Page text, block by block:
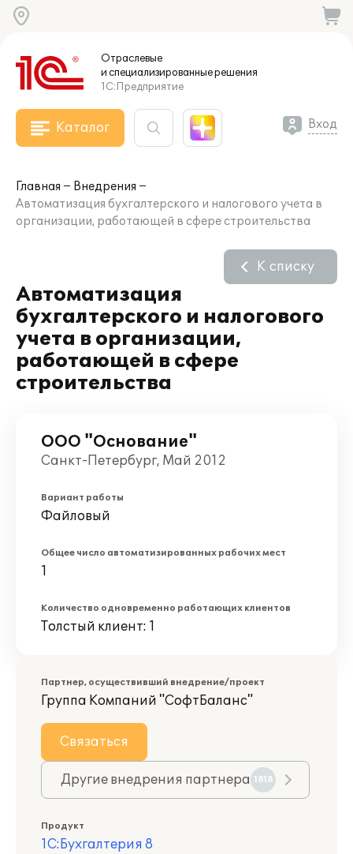
Отраслевые
и специализированныерешения
1С:Предприятие
Каталог Вход
Главная
Внедрения
Автоматизация бухгалтерского и налогового учета в
организации, работающей в сфере строительства
Автоматизация
бухгалтерского и налогового
учета в организации,
работающей в сфере
строительства
К списку
ООО "Основание"
Санкт-Петербург, Май 2012
Вариант работы
Файловый
Общее число автоматизированных рабочих мест
1
Количество одновременно работающих клиентов
Толстый клиент: 1
Партнер, осуществивший внедрение/проект
Группа Компаний "СофтБаланс"
Связаться
Другие внедрения партнера 1818
Продукт
1С:Бухгалтерия 8